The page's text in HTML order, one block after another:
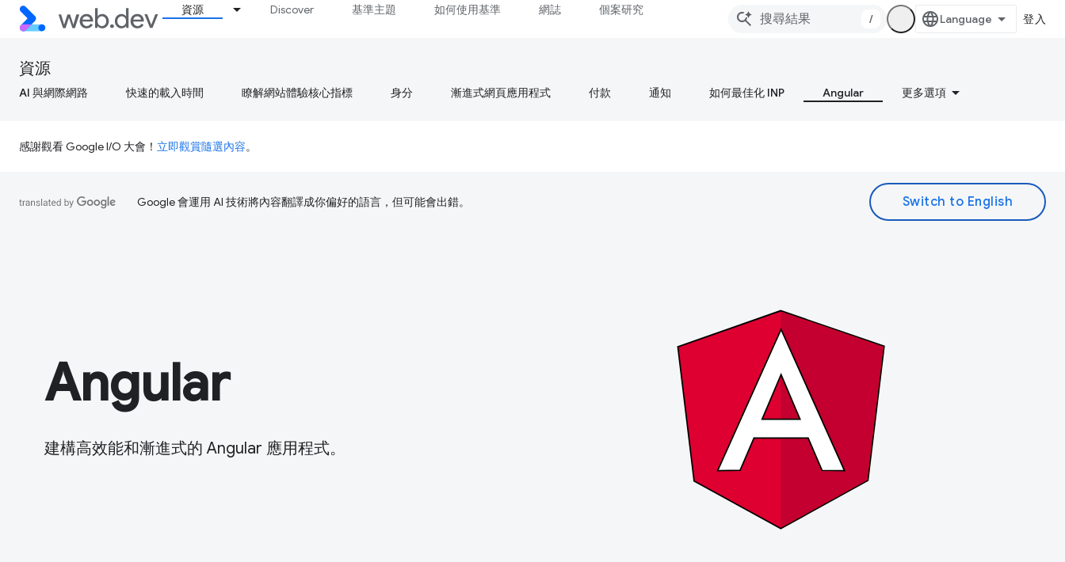
資源 Discover 基準主題 如何使用基準 網誌 個案研究
/ 登入
資源
AI 與網際網路 快速的載入時間 瞭解網站體驗核心指標 身分 漸進式網頁應用程式 付款 通知 如何最佳化 INP Angular 更多選項
感謝觀看 Google I/O 大會！ 立即觀賞隨選內容。
Google 會運用 AI 技術將內容翻譯成你偏好的語言，但可能會出錯。
Angular
建構高效能和漸進式的 Angular 應用程式。